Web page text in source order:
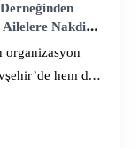
Ailelere Nakdi
organizasyon
hem de
ailelere, aile
bin TL nakdi